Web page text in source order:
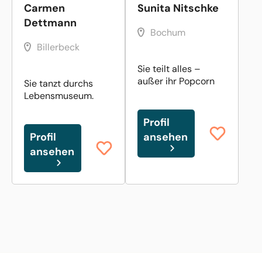
Carmen
Dettmann
Billerbeck
Sie tanzt durchs
Lebensmuseum.
Profil
ansehen
Sunita Nitschke
Bochum
Sie teilt alles –
außer ihr Popcorn
Profil
ansehen